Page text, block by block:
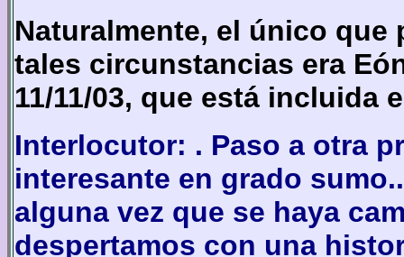
Naturalmente, el único
tales circunstancias era
11/11/03, que está incluida
Interlocutor: . Paso a otra
interesante en grado
alguna vez que se haya
despertamos con una